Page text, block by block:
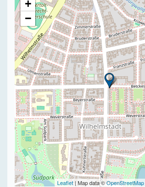
+
−
Leaflet | Map data ©OpenStreetMap